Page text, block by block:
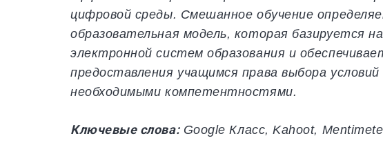
цифровой среды. Смешанное обучение
образовательная модель, которая базируется
электронной систем образования и
предоставления учащимся права выбора
необходимыми компетентностями.
Ключевыеслова:Google Класс, Kahoot,